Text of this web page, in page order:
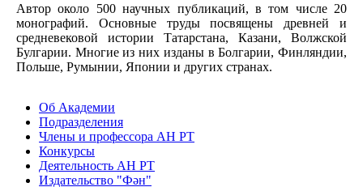
Автор около 500 научных публикаций, в том числе 20
монографий. Основные труды посвящены древней и
средневековой истории Татарстана, Казани, Волжской
Булгарии. Многие из них изданы в Болгарии, Финляндии,
Польше, Румынии, Японии и других странах.
Об Академии
Подразделения
Члены и профессора АН РТ
Конкурсы
Деятельность АН РТ
Издательство "Фән"